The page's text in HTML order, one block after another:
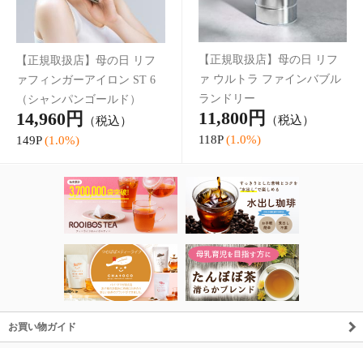
お買い物ガイド